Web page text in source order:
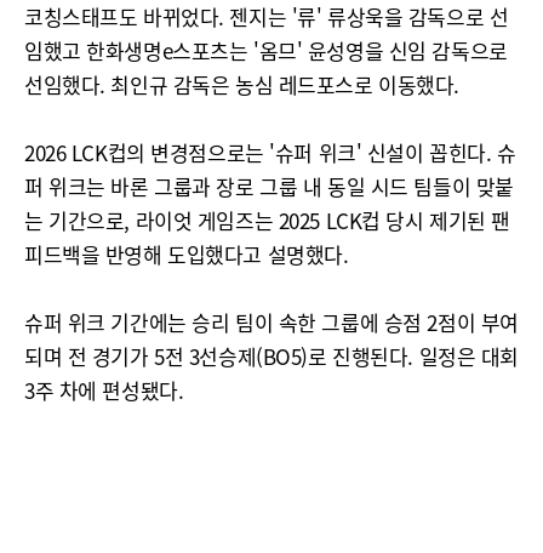
코칭스태프도 바뀌었다. 젠지는 '류' 류상욱을 감독으로 선
임했고 한화생명e스포츠는 '옴므' 윤성영을 신임 감독으로
선임했다. 최인규 감독은 농심 레드포스로 이동했다.
2026 LCK컵의 변경점으로는 '슈퍼 위크' 신설이 꼽힌다. 슈
퍼 위크는 바론 그룹과 장로 그룹 내 동일 시드 팀들이 맞붙
는 기간으로, 라이엇 게임즈는 2025 LCK컵 당시 제기된 팬
피드백을 반영해 도입했다고 설명했다.
슈퍼 위크 기간에는 승리 팀이 속한 그룹에 승점 2점이 부여
되며 전 경기가 5전 3선승제(BO5)로 진행된다. 일정은 대회
3주 차에 편성됐다.